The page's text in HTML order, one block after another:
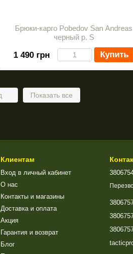
Брюки-карго Pobedov San Andreas
черный р. S
1 490 грн Купить
Показать все
Клиентам
Вход в личный кабинет
О нас
Контакты и магазины
Доставка и оплата
Акция
Гарантия и возврат
Блог